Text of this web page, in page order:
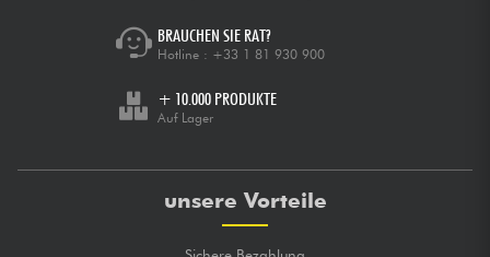
BRAUCHEN SIE RAT?
Hotline : +33 1 81 930 900
+ 10.000 PRODUKTE
Auf Lager
unsere Vorteile